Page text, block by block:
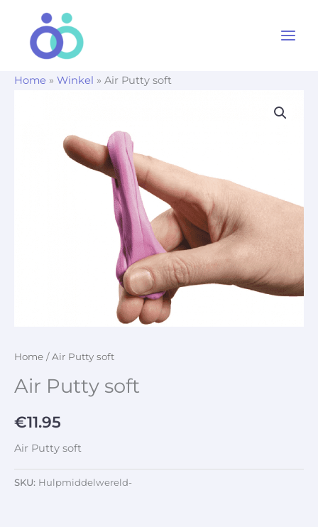
Home » Winkel » Air Putty soft
Home / Air Putty soft
Air Putty soft
€11.95
Air Putty soft
SKU: Hulpmiddelwereld-